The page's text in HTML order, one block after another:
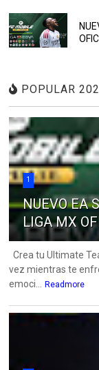
POPULAR
1
NUEVO EA
LIGA MX
Crea tu Ultimate
vez mientras te
emoci...
Readmore